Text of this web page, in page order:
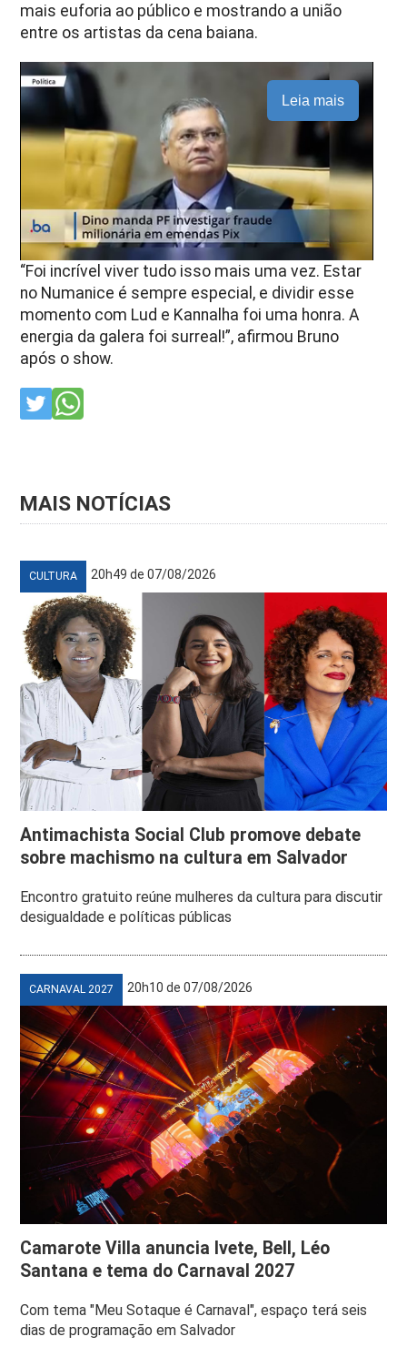
mais euforia ao público e mostrando a união
entre os artistas da cena baiana.
Leia mais
“Foi incrível viver tudo isso mais uma vez. Estar
no Numanice é sempre especial, e dividir esse
momento com Lud e Kannalha foi uma honra. A
energia da galera foi surreal!”, afirmou Bruno
após o show.
MAIS NOTÍCIAS
CULTURA 20h49 de 07/08/2026
Antimachista Social Club promove debate
sobre machismo na cultura em Salvador
Encontro gratuito reúne mulheres da cultura para discutir
desigualdade e políticas públicas
CARNAVAL 2027 20h10 de 07/08/2026
Camarote Villa anuncia Ivete, Bell, Léo
Santana e tema do Carnaval 2027
Com tema "Meu Sotaque é Carnaval", espaço terá seis
dias de programação em Salvador